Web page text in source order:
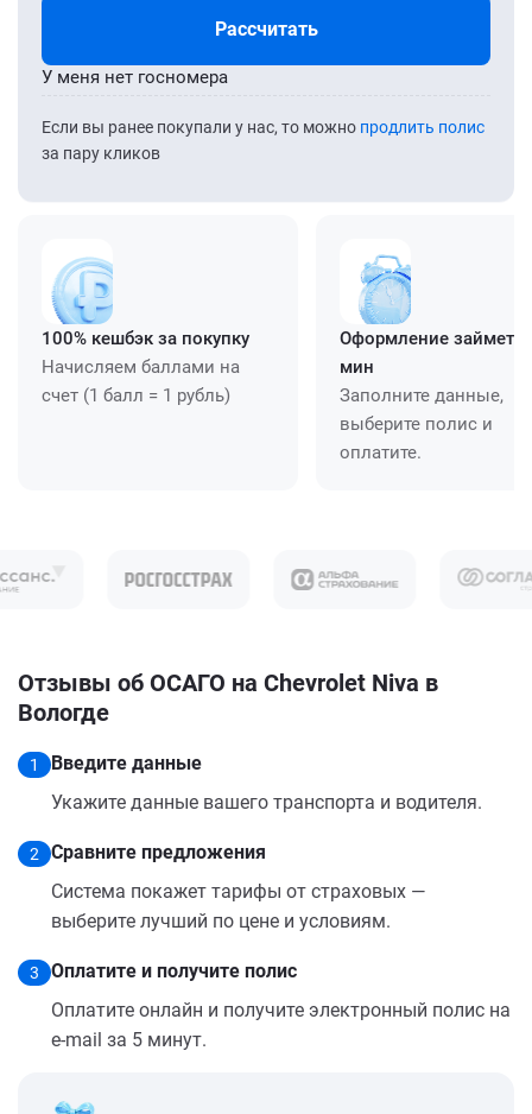
Рассчитать
Если вы ранее покупали у нас, то можно продлить полис
за пару кликов
У меня нет госномера
100% кешбэк за покупку
Начисляем баллами на
счет (1 балл = 1 рубль)
Оформление займет
мин
Заполните данные,
выберите полис и
оплатите.
Отзывы об ОСАГО на Chevrolet Niva в
Вологде
1
Введите данные
Укажите данные вашего транспорта и водителя.
2
Сравните предложения
Система покажет тарифы от страховых —
выберите лучший по цене и условиям.
3
Оплатите и получите полис
Оплатите онлайн и получите электронный полис на
e-mail за 5 минут.